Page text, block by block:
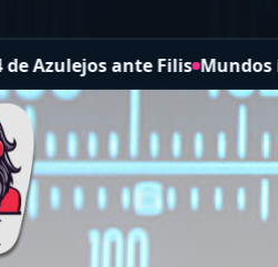
Mundos íntimos. Me mudé a